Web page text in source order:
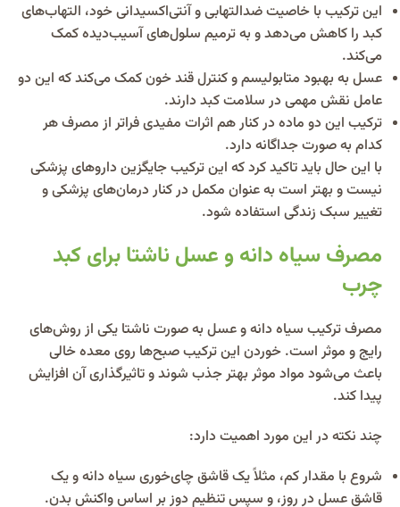
این ترکیب با خاصیت ضدالتهابی و آنتی‌اکسیدانی خود، التهاب‌های
کبد را کاهش می‌دهد و به ترمیم سلول‌های آسیب‌دیده کمک
می‌کند.
عسل به بهبود متابولیسم و کنترل قند خون کمک می‌کند که این دو
عامل نقش مهمی در سلامت کبد دارند.
ترکیب این دو ماده در کنار هم اثرات مفیدی فراتر از مصرف هر
کدام به صورت جداگانه دارد.
با این حال باید تاکید کرد که این ترکیب جایگزین داروهای پزشکی
نیست و بهتر است به عنوان مکمل در کنار درمان‌های پزشکی و
تغییر سبک زندگی استفاده شود.
مصرف سیاه دانه و عسل ناشتا برای کبد
چرب
مصرف ترکیب سیاه دانه و عسل به صورت ناشتا یکی از روش‌های
رایج و موثر است. خوردن این ترکیب صبح‌ها روی معده خالی
باعث می‌شود مواد موثر بهتر جذب شوند و تاثیرگذاری آن افزایش
پیدا کند.
چند نکته در این مورد اهمیت دارد:
شروع با مقدار کم، مثلاً یک قاشق چای‌خوری سیاه دانه و یک
قاشق عسل در روز، و سپس تنظیم دوز بر اساس واکنش بدن.